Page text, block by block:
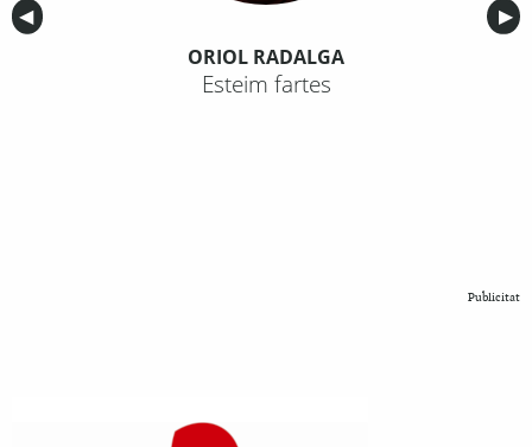
Anterior
◀︎ ▶︎
ORIOL RADALGA
Esteim fartes
Publicitat